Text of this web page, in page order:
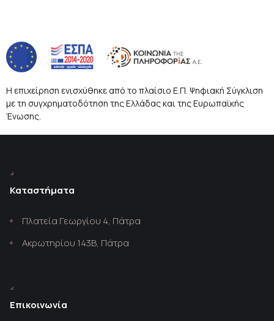
Η επιχείρηση ενισχύθηκε από το πλαίσιο Ε.Π. Ψηφιακή Σύγκλιση
με τη συγχρηματοδότηση της Ελλάδας και της Ευρωπαϊκής
Ένωσης.
Καταστήματα
Πλατεία Γεωργίου 4, Πάτρα
Ακρωτηρίου 143Β, Πάτρα
Επικοινωνία